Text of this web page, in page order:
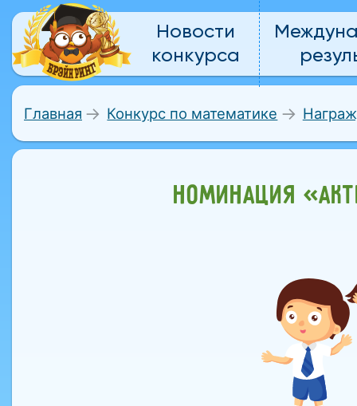
Новости
конкурса
Главная Конкурс по математике
НОМИНАЦИЯ